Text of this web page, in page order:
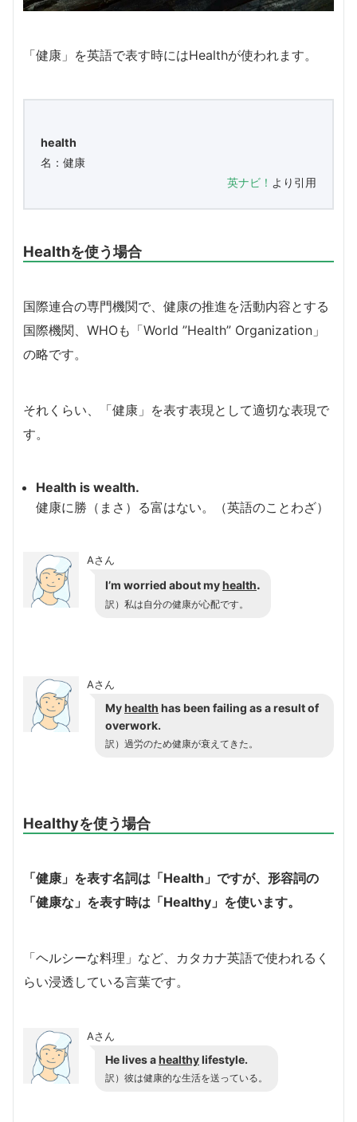
「健康」を英語で表す時にはHealthが使われます。
health
名：健康
英ナビ！ より引用
Healthを使う場合
国際連合の専門機関で、健康の推進を活動内容とする
国際機関、WHOも「World ”Health” Organization」
の略です。
それくらい、「健康」を表す表現として適切な表現で
す。
Health is wealth.
健康に勝（まさ）る富はない。（英語のことわざ）
Aさん
I’m worried about myhealth.
訳）私は自分の健康が心配です。
Aさん
Myhealth has been failing as a result of
overwork.
訳）過労のため健康が衰えてきた。
Healthyを使う場合
「健康」を表す名詞は「Health」ですが、形容詞の
「健康な」を表す時は「Healthy」を使います。
「ヘルシーな料理」など、カタカナ英語で使われるく
らい浸透している言葉です。
Aさん
He lives ahealthylifestyle.
訳）彼は健康的な生活を送っている。